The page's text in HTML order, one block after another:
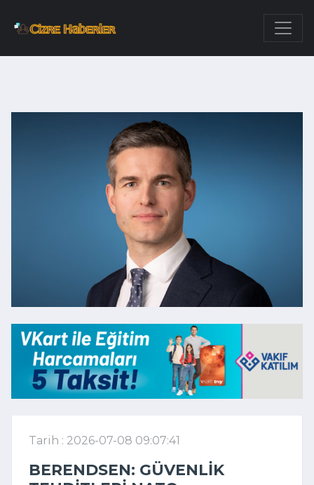
Tarih : 2026-07-08 09:07:41
BERENDSEN: GÜVENLIK